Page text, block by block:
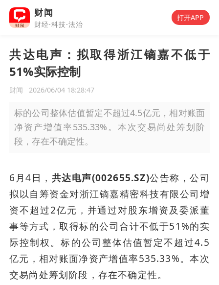
财闻
财经·科技·法治
打开APP
共达电声：拟取得浙江镝嘉不低于
51%实际控制
财闻 2026/06/04 18:28:47
标的公司整体估值暂定不超过4.5亿元，相对账面
净资产增值率535.33%。本次交易尚处筹划阶
段，存在不确定性。
6月4日， 共达电声(002655.SZ)公告称，公司
拟以自筹资金对浙江镝嘉精密科技有限公司增
资不超过2亿元，并通过对股东增资及委派董
事等方式，取得标的公司合计不低于51%的实
际控制权。标的公司整体估值暂定不超过4.5
亿元，相对账面净资产增值率535.33%。本次
交易尚处筹划阶段，存在不确定性。